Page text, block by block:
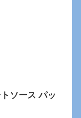
ソース パッ